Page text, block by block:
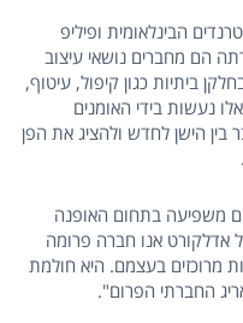
הבינלאומית ופיליפ
הם מחברים נושאי עיצוב
ביתיות כגון קיפול, עיטוף,
נעשות בידי האומנים
בין הישן לחדש ולהציג את הפן
חזאית טרנדים משפיעה בתחום האופנה
אדלקורט אנו חברה פרומה
מרוכזים בעצמם. היא חולמת
החברתי הפרום".